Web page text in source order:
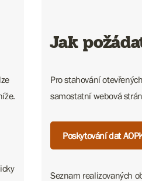
Jak
Pro stahování
samostatní webová
Poskytování dat
Seznam realizovaných